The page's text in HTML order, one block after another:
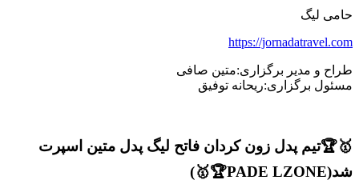
حامی لیگ
https://jornadatravel.com
طراح و مدیر برگزاری:متین صافی
مسئول برگزاری:ریحانه توفیق
🥇🏆تیم پدل زون کردان فاتح لیگ پدل متین اسپرت
شد(PADE LZONE🏆🥇)